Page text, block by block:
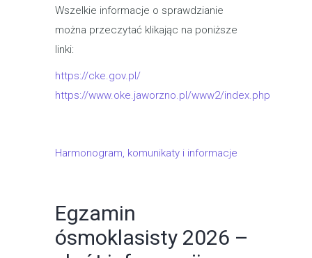
Wszelkie informacje o sprawdzianie
można przeczytać klikając na poniższe
linki:
https://cke.gov.pl/
https://www.oke.jaworzno.pl/www2/index.php
Harmonogram, komunikaty i informacje
Egzamin
ósmoklasisty 2026 –